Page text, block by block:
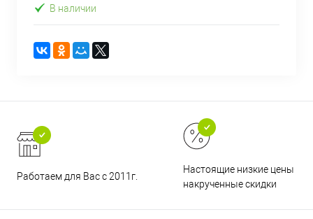
В наличии
Работаем для Вас с 2011г.
Настоящие низкие цены и
накрученные скидки